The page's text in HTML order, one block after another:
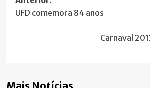
de
UFD comemora 84 anos
Carnaval
Mais Notícias